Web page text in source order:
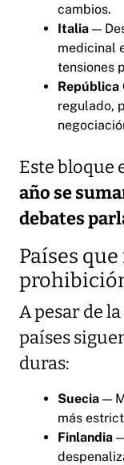
cambios.
Italia —
medicinal
tensiones
República
regulado,
Este bloque
año se
debates
Países
A pesar de
países
duras:
Suecia —
más
Finlandia